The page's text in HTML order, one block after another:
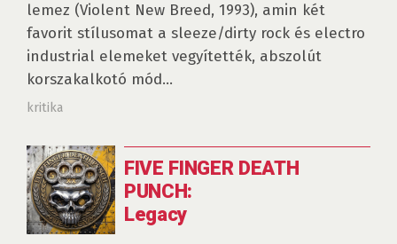
lemez (Violent New Breed, 1993), amin két
favorit stílusomat a sleeze/dirty rock és electro
industrial elemeket vegyítették, abszolút
korszakalkotó mód...
kritika
FIVE FINGER DEATH
PUNCH:
Legacy